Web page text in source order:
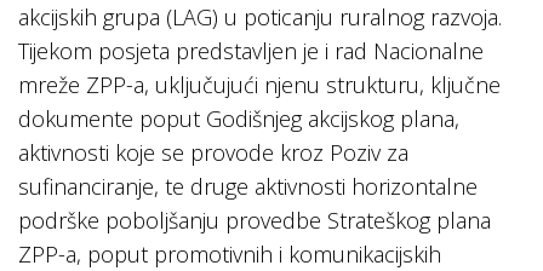
akcijskih grupa (LAG) u poticanju ruralnog razvoja.
Tijekom posjeta predstavljen je i rad Nacionalne
mreže ZPP-a, uključujući njenu strukturu, ključne
dokumente poput Godišnjeg akcijskog plana,
aktivnosti koje se provode kroz Poziv za
sufinanciranje, te druge aktivnosti horizontalne
podrške poboljšanju provedbe Strateškog plana
ZPP-a, poput promotivnih i komunikacijskih